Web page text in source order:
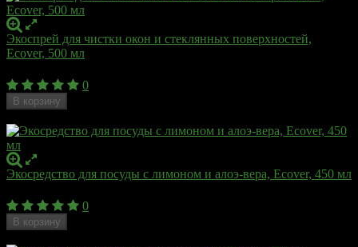
Экоспрей для чистки окон и стеклянных поверхностей,
Ecover, 500 мл
0
В корзину
Экосредство для посуды с лимоном и алоэ-вера, Ecover, 450 мл
0
В корзину